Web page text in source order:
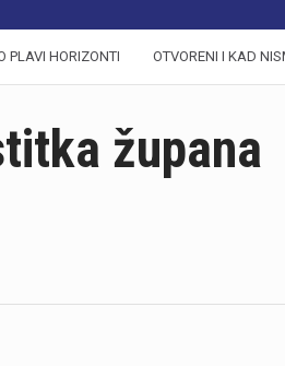
PLAVI HORIZONTI OTVORENI I KAD
župana